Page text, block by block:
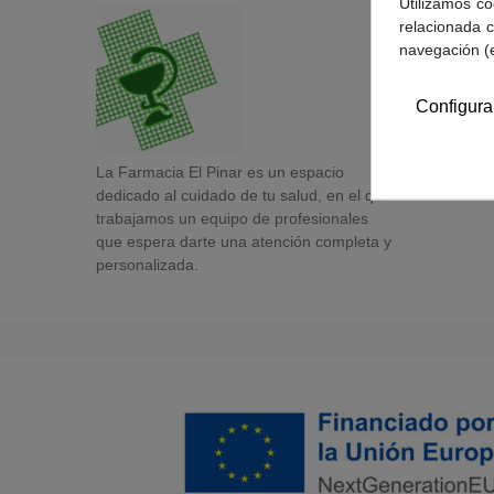
La Farmacia El Pinar es un espacio
dedicado al cuidado de tu salud, en el que
trabajamos un equipo de profesionales
que espera darte una atención completa y
personalizada.
relacionada
navegación